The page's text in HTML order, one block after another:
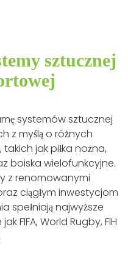
sztucznej
systemów sztucznej
z myślą o różnych
jak piłka nożna,
boiska wielofunkcyjne.
z renomowanymi
ciągłym inwestycjom
spełniają najwyższe
FIFA, World Rugby, FIH